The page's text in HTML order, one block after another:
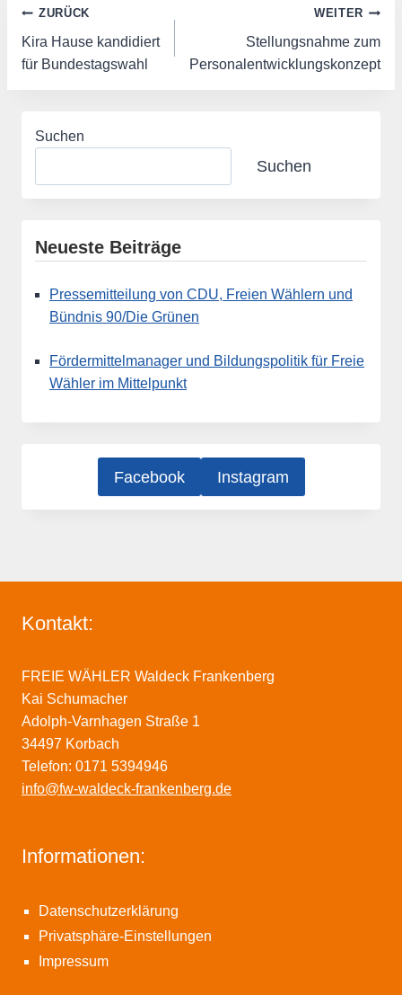
Beitragsnavigation
ZURÜCK
Kira Hause kandidiert
für Bundestagswahl
WEITER
Stellungsnahme zum
Personalentwicklungskonzept
Suchen
Suchen
Neueste Beiträge
Pressemitteilung von CDU, Freien Wählern und
Bündnis 90/Die Grünen
Fördermittelmanager und Bildungspolitik für Freie
Wähler im Mittelpunkt
Facebook Instagram
Kontakt:
FREIE WÄHLER Waldeck Frankenberg
Kai Schumacher
Adolph-Varnhagen Straße 1
34497 Korbach
Telefon: 0171 5394946
info@fw-waldeck-frankenberg.de
Informationen:
Datenschutzerklärung
Privatsphäre-Einstellungen
Impressum